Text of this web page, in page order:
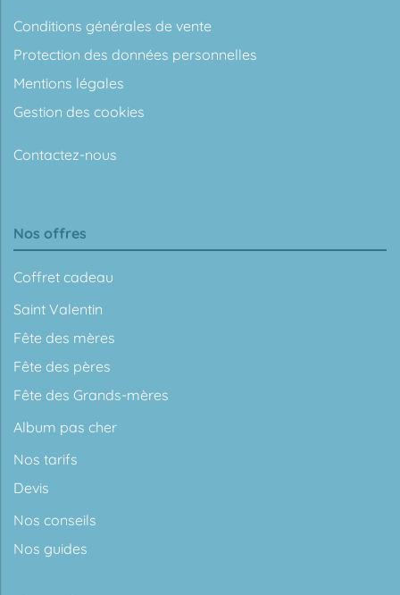
Conditions générales de vente
Protection des données personnelles
Mentions légales
Gestion des cookies
Contactez-nous
Nos offres
Coffret cadeau
Saint Valentin
Fête des mères
Fête des pères
Fête des Grands-mères
Album pas cher
Nos tarifs
Devis
Nos conseils
Nos guides